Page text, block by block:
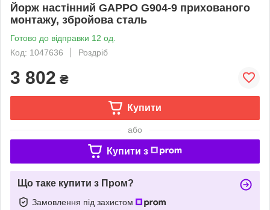
Йорж настінний GAPPO G904-9 прихованого
монтажу, збройова сталь
Готово до відправки 12 од.
Код: 1047636
Роздріб
3 802 ₴
Купити
або
Купити з
Що таке купити з Пром?
Замовлення під захистом